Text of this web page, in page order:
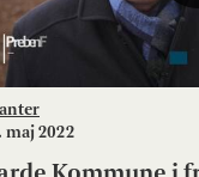
maj 2022